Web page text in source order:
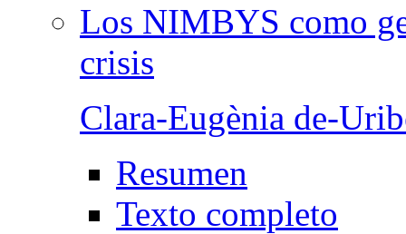
Los NIMBYS como
crisis
Clara-Eugènia de-
Resumen
Texto completo